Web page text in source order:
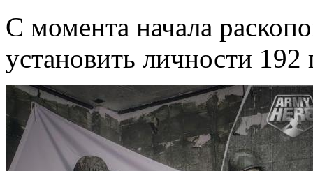
С момента начала
установить личности